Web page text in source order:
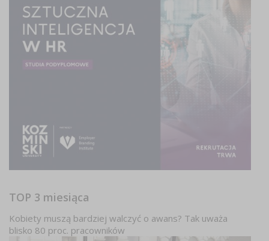
TOP 3 miesiąca
Kobiety muszą bardziej walczyć o awans? Tak uważa
blisko 80 proc. pracowników